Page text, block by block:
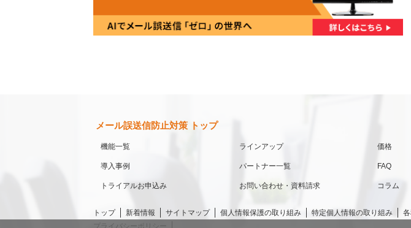
メール誤送信防止対策 トップ
機能一覧 ラインアップ 価格
導入事例 パートナー一覧 FAQ
トライアルお申込み お問い合わせ・資料請求 コラム
トップ 新着情報 サイトマップ 個人情報保護の取り組み 特定個人情報の取り組み
プライバシーポリシー